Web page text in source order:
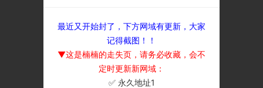
最近又开始封了，下方网域有更新，大家
记得截图！！
▼这是楠楠的走失页，请务必收藏，会不
定时更新新网域：
✅ 永久地址1